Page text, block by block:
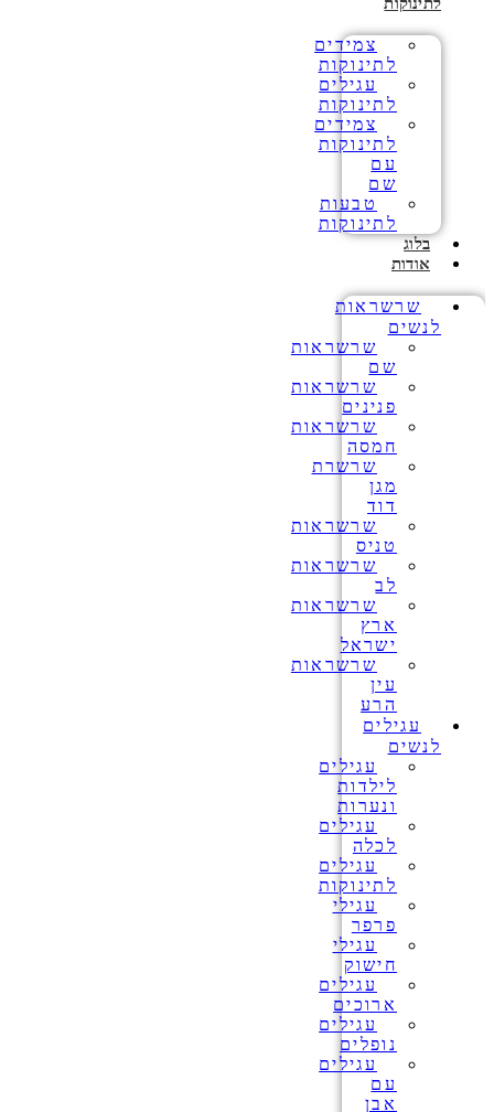
צמידים
לתינוקות
עגילים
לתינוקות
צמידים
לתינוקות
עם
שם
טבעות
לתינוקות
בלוג
אודות
שרשראות
לנשים
שרשראות
שם
שרשראות
פנינים
שרשראות
חמסה
שרשרת
מגן
דוד
שרשראות
טניס
שרשראות
לב
שרשראות
ארץ
ישראל
שרשראות
עין
הרע
עגילים
לנשים
עגילים
לילדות
ונערות
עגילים
לכלה
עגילים
לתינוקות
עגילי
פרפר
עגילי
חישוק
עגילים
ארוכים
עגילים
נופלים
עגילים
עם
אבן